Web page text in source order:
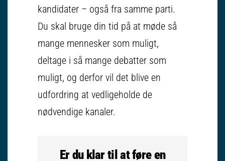
kandidater – også fra samme parti.
Du skal bruge din tid på at møde så
mange mennesker som muligt,
deltage i så mange debatter som
muligt, og derfor vil det blive en
udfordring at vedligeholde de
nødvendige kanaler.
Er du klar til at føre en